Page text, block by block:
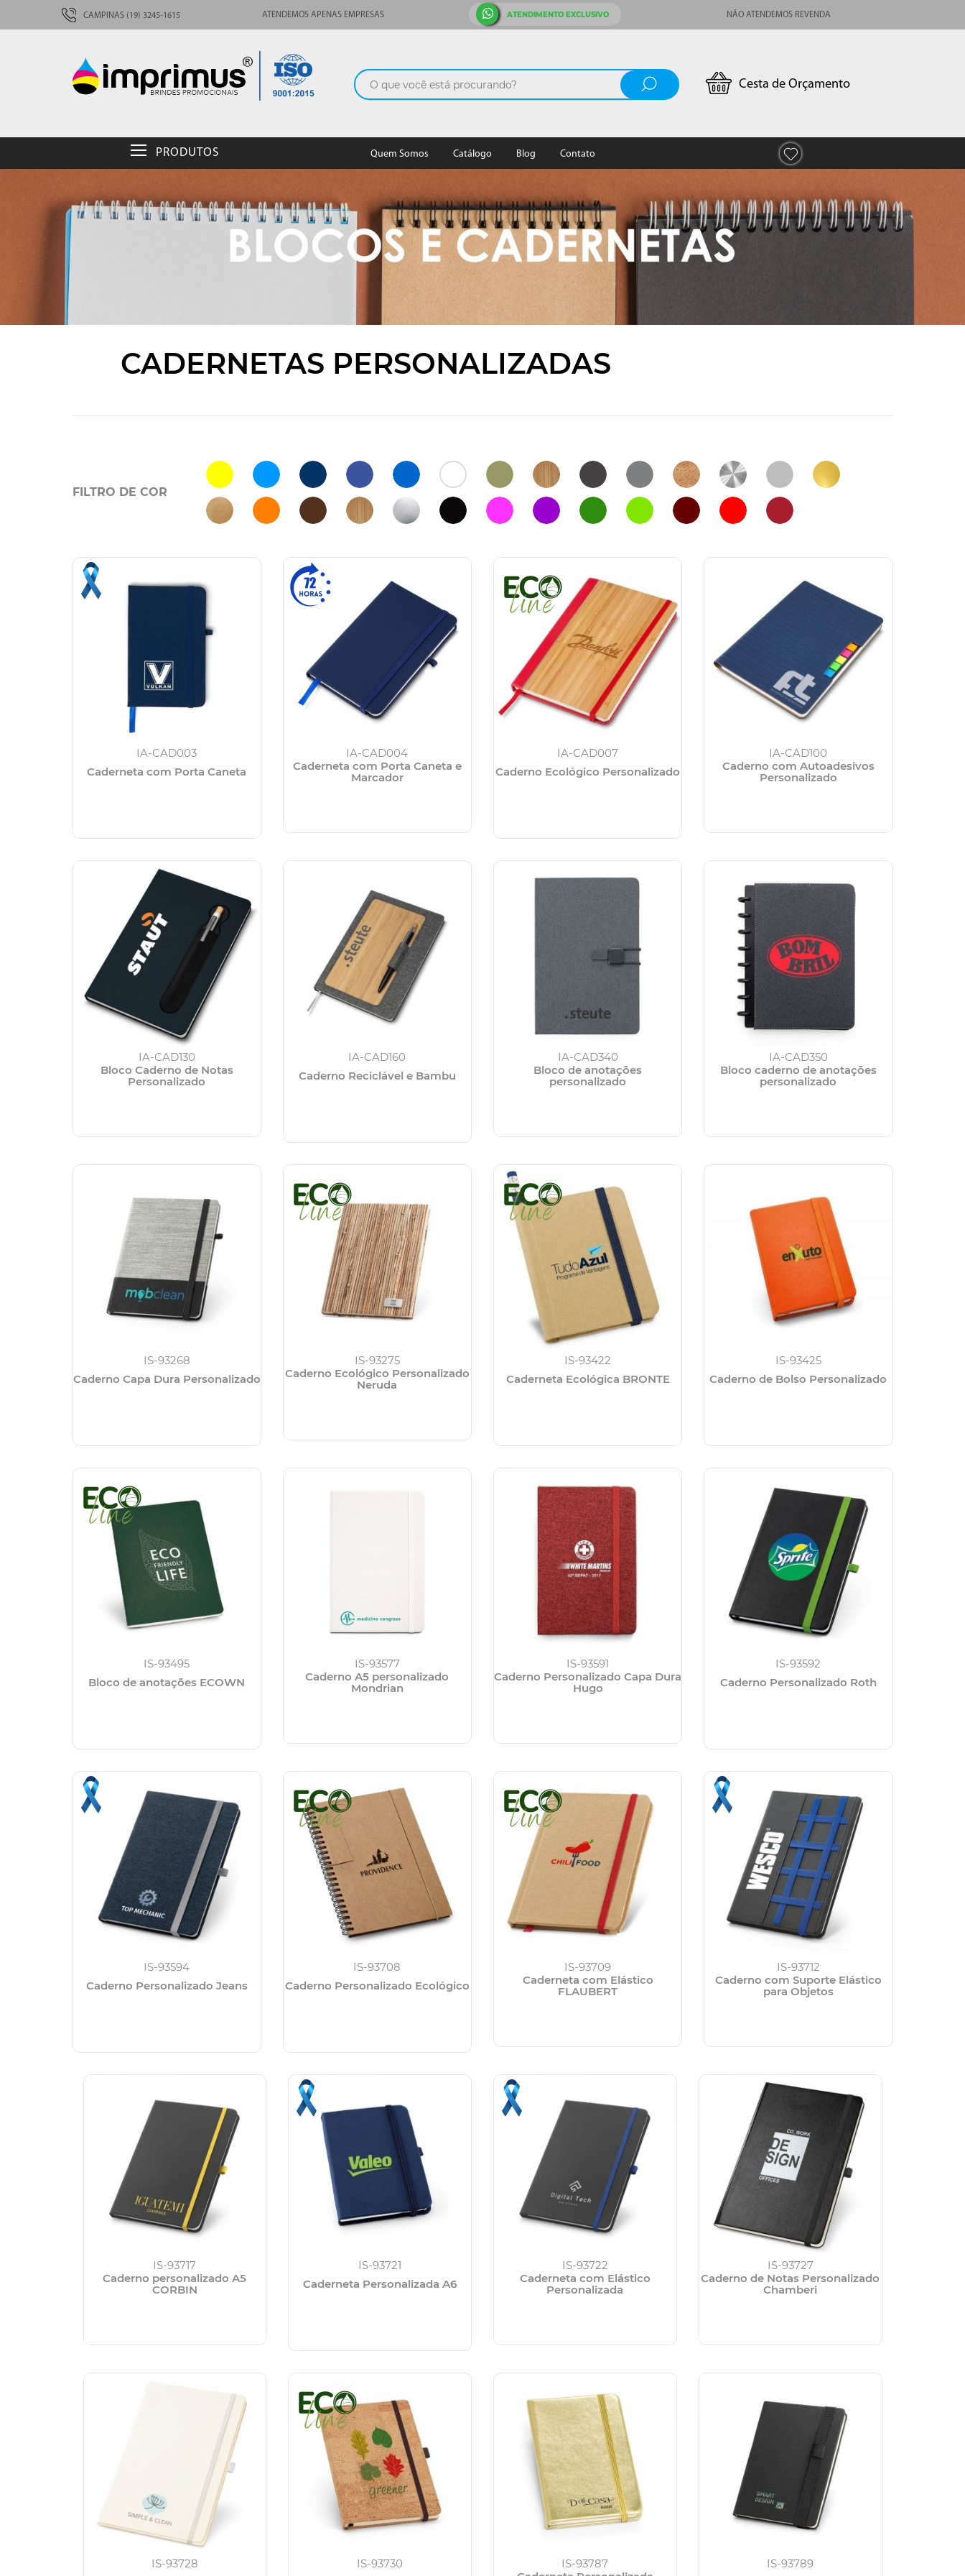
CAMPINAS (19) 3245-1615 ATENDEMOS APENAS EMPRESAS ATENDIMENTO EXCLUSIVO NÃO ATENDEMOS REVENDA
Cesta de Orçamento
PRODUTOS Quem Somos Catálogo Blog Contato
CADERNETAS PERSONALIZADAS
FILTRO DE COR
IA-CAD003
Caderneta com Porta Caneta
IA-CAD004
Caderneta com Porta Caneta e
Marcador
IA-CAD007
Caderno Ecológico Personalizado
IA-CAD100
Caderno com Autoadesivos
Personalizado
IA-CAD130
Bloco Caderno de Notas
Personalizado
IA-CAD160
Caderno Reciclável e Bambu
IA-CAD340
Bloco de anotações
personalizado
IA-CAD350
Bloco caderno de anotações
personalizado
IS-93268
Caderno Capa Dura Personalizado
IS-93275
Caderno Ecológico Personalizado
Neruda
IS-93422
Caderneta Ecológica BRONTE
IS-93425
Caderno de Bolso Personalizado
IS-93495
Bloco de anotações ECOWN
IS-93577
Caderno A5 personalizado
Mondrian
IS-93591
Caderno Personalizado Capa Dura
Hugo
IS-93592
Caderno Personalizado Roth
IS-93594
Caderno Personalizado Jeans
IS-93708
Caderno Personalizado Ecológico
IS-93709
Caderneta com Elástico
FLAUBERT
IS-93712
Caderno com Suporte Elástico
para Objetos
IS-93717
Caderno personalizado A5
CORBIN
IS-93721
Caderneta Personalizada A6
IS-93722
Caderneta com Elástico
Personalizada
IS-93727
Caderno de Notas Personalizado
Chamberi
IS-93728
IS-93730
IS-93787
IS-93789